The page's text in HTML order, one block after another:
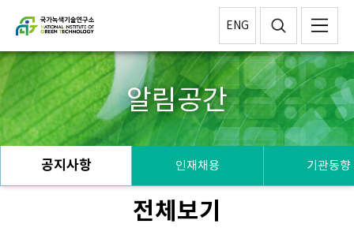
ENG
알림공간
공지사항 인재채용 기관동향
전체보기